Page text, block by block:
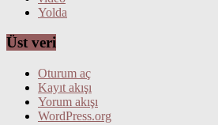
Yolda
Üst veri
Oturum aç
Kayıt akışı
Yorum akışı
WordPress.org